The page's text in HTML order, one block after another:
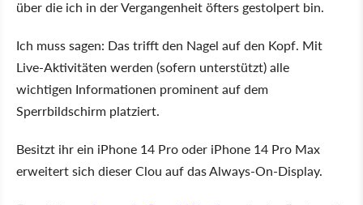
über die ich in der Vergangenheit öfters gestolpert bin.
Ich muss sagen: Das trifft den Nagel auf den Kopf. Mit
Live-Aktivitäten werden (sofern unterstützt) alle
wichtigen Informationen prominent auf dem
Sperrbildschirm platziert.
Besitzt ihr ein iPhone 14 Pro oder iPhone 14 Pro Max
erweitert sich dieser Clou auf das Always-On-Display.